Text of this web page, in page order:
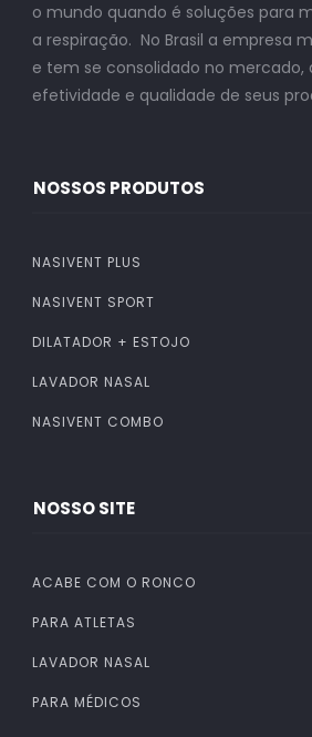
o mundo quando é soluções para
a respiração. No Brasil a empresa
e tem se consolidado no mercado,
efetividade e qualidade de seus
NOSSOS PRODUTOS
NASIVENT PLUS
NASIVENT SPORT
DILATADOR + ESTOJO
LAVADOR NASAL
NASIVENT COMBO
NOSSO SITE
ACABE COM O RONCO
PARA ATLETAS
LAVADOR NASAL
PARA MÉDICOS